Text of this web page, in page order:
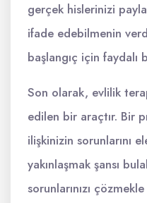
gerçek hislerinizi
ifade edebilmenin
başlangıç için faydalı
Son olarak, evlilik
edilen bir araçtır. Bir
ilişkinizin sorunlarını
yakınlaşmak şansı
sorunlarınızı